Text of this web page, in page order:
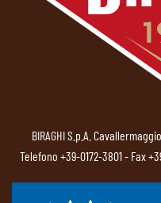
BIRAGHI S.p.A.
Telefono +39-0172-3801- Fax